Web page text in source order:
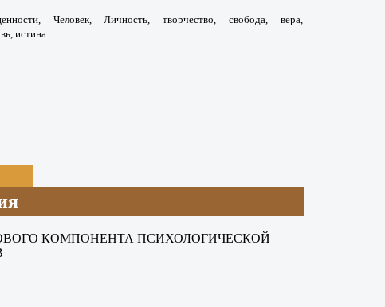
Человек, Личность,творчество, свобода, вера,
истина.
КОМПОНЕНТА ПСИХОЛОГИЧЕСКОЙ